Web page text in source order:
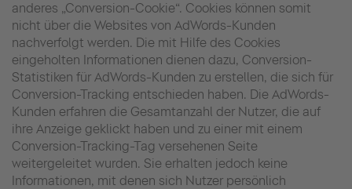
anderes „Conversion-Cookie“. Cookies können somit
nicht über die Websites von AdWords-Kunden
nachverfolgt werden. Die mit Hilfe des Cookies
eingeholten Informationen dienen dazu, Conversion-
Statistiken für AdWords-Kunden zu erstellen, die sich für
Conversion-Tracking entschieden haben. Die AdWords-
Kunden erfahren die Gesamtanzahl der Nutzer, die auf
ihre Anzeige geklickt haben und zu einer mit einem
Conversion-Tracking-Tag versehenen Seite
weitergeleitet wurden. Sie erhalten jedoch keine
Informationen, mit denen sich Nutzer persönlich